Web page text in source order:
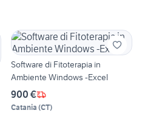
Software di Fitoterapia in
Ambiente Windows -Excel
900 €
Catania (CT)